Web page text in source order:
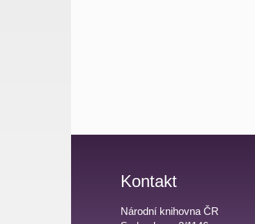
Kontakt
Národní knihovna ČR